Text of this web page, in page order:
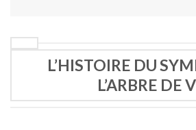
L’HISTOIRE DU
L’ARBRE DE